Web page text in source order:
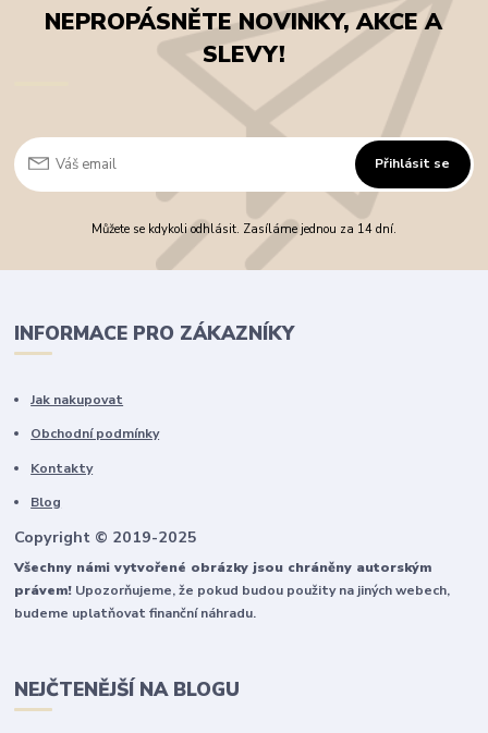
NEPROPÁSNĚTE NOVINKY, AKCE A
SLEVY!
Přihlásit se
Můžete se kdykoli odhlásit. Zasíláme jednou za 14 dní.
INFORMACE PRO ZÁKAZNÍKY
Jak nakupovat
Obchodní podmínky
Kontakty
Blog
Copyright © 2019-2025
Všechny námi vytvořené obrázky jsou chráněny autorským
právem! Upozorňujeme, že pokud budou použity na jiných webech,
budeme uplatňovat finanční náhradu.
NEJČTENĚJŠÍ NA BLOGU